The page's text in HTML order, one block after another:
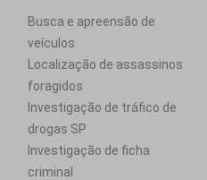
Busca e apreensão de
veículos
Localização de assassinos
foragidos
Investigação de tráfico de
drogas SP
Investigação de ficha
criminal